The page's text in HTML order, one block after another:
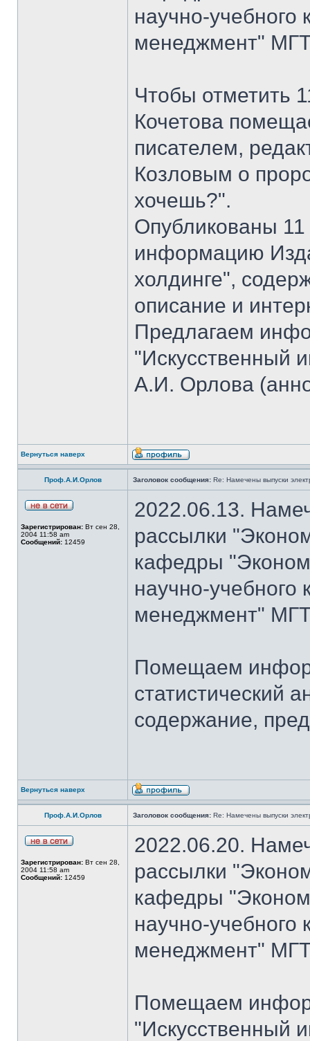
научно-
менеджмент"
Чтобы отметить
Кочетова
писателем,
Козловым о
хочешь?".
Опубликованы
информацию
холдинге",
описание и
Предлагаем
"Искусственный
А.И. Орлова
Вернуться наверх
Проф.А.И.Орлов Заголовок сообщения: Re: Намечены выпуски
Зарегистрирован: Вт сен 28,
2004 11:58 am
Сообщений: 12459
2022.06.13.
рассылки
кафедры
научно-
менеджмент"
Помещаем
статистический
содержание,
Вернуться наверх
Проф.А.И.Орлов Заголовок сообщения: Re: Намечены выпуски
Зарегистрирован: Вт сен 28,
2004 11:58 am
Сообщений: 12459
2022.06.20.
рассылки
кафедры
научно-
менеджмент"
Помещаем
"Искусственный